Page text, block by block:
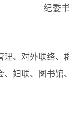
纪委
、对外联络
妇联、图书